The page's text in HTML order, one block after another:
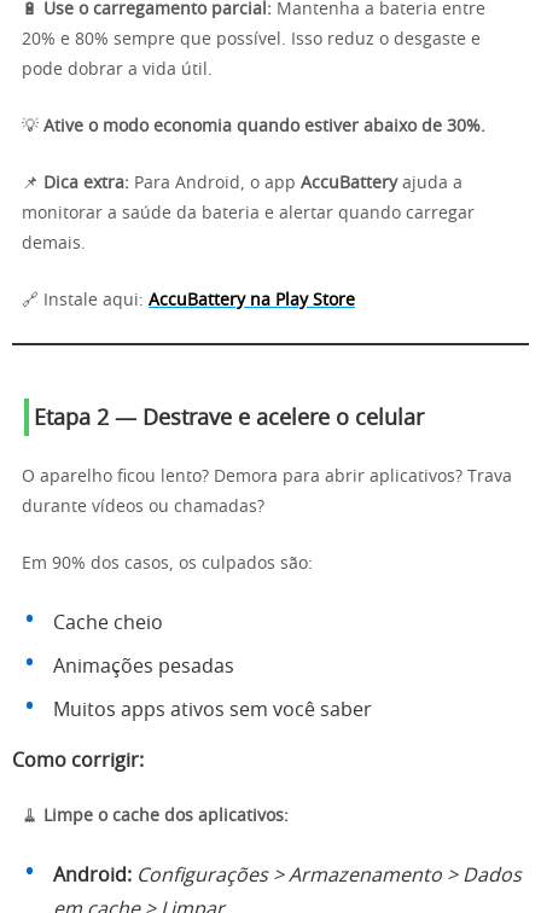
🔋 Use o carregamento parcial: Mantenha a bateria entre
20% e 80% sempre que possível. Isso reduz o desgaste e
pode dobrar a vida útil.
💡 Ative o modo economia quando estiver abaixo de 30%.
📌 Dica extra: Para Android, o app AccuBatteryajuda a
monitorar a saúde da bateria e alertar quando carregar
demais.
🔗 Instale aqui: AccuBattery na Play Store
Etapa 2 — Destrave e acelere o celular
O aparelho ficou lento? Demora para abrir aplicativos? Trava
durante vídeos ou chamadas?
Em 90% dos casos, os culpados são:
Cache cheio
Animações pesadas
Muitos apps ativos sem você saber
Como corrigir:
🧹 Limpe o cache dos aplicativos:
Android: Configurações > Armazenamento > Dados